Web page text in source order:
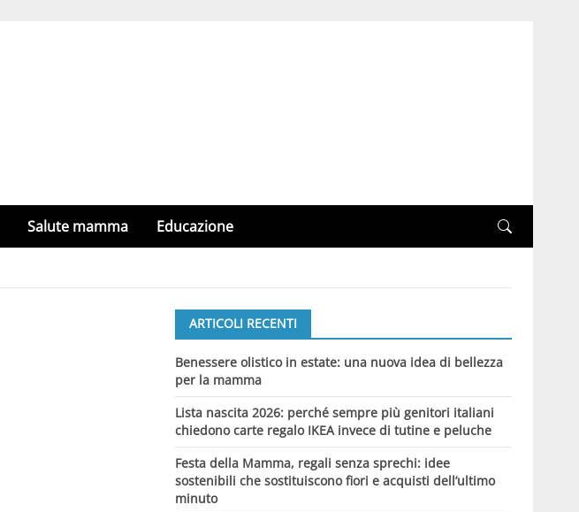
Salute mamma Educazione
ARTICOLI RECENTI
Benessere olistico in estate: una nuova idea di bellezza
per la mamma
Lista nascita 2026: perché sempre più genitori italiani
chiedono carte regalo IKEA invece di tutine e peluche
Festa della Mamma, regali senza sprechi: idee
sostenibili che sostituiscono fiori e acquisti dell’ultimo
minuto